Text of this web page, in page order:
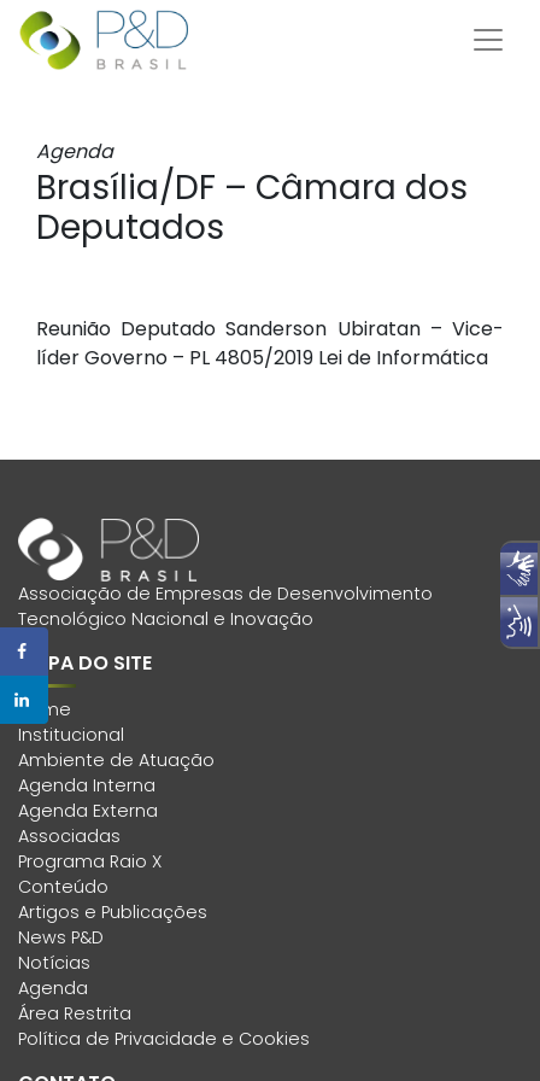
Agenda
Brasília/DF – Câmara dos
Deputados
Reunião Deputado Sanderson Ubiratan – Vice-
líder Governo – PL 4805/2019 Lei de Informática
Associação de Empresas de Desenvolvimento
Tecnológico Nacional e Inovação
MAPA DO SITE
Home
Institucional
Ambiente de Atuação
Agenda Interna
Agenda Externa
Associadas
Programa Raio X
Conteúdo
Artigos e Publicações
News P&D
Notícias
Agenda
Área Restrita
Política de Privacidade e Cookies